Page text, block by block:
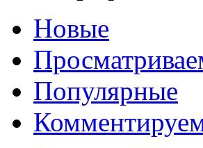
Новые
Популярные